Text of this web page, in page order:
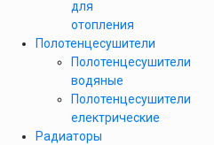
для
отопления
Полотенцесушители
Полотенцесушители
водяные
Полотенцесушители
електрические
Радиаторы